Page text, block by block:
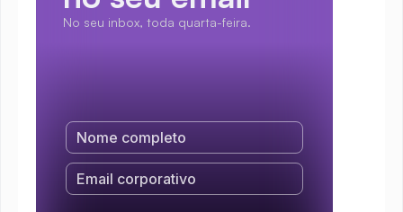
No seu inbox, toda quarta-feira.